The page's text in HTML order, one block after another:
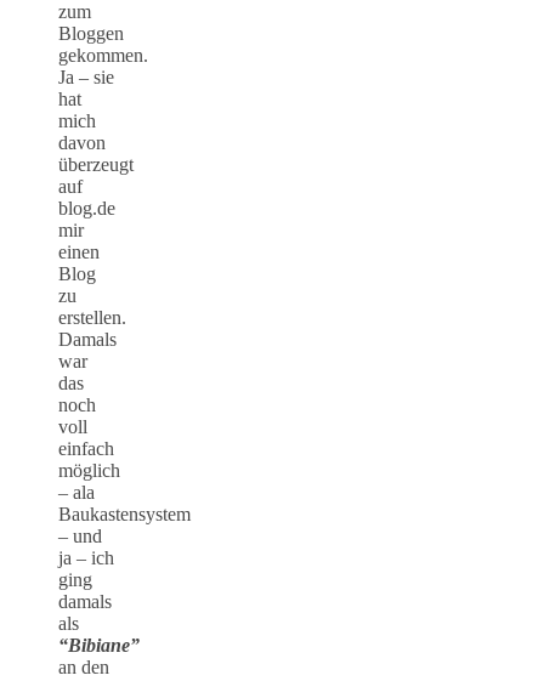
zum
Bloggen
gekommen.
Ja – sie
hat
mich
davon
überzeugt
auf
blog.de
mir
einen
Blog
zu
erstellen.
Damals
war
das
noch
voll
einfach
möglich
– ala
Baukastensystem
– und
ja – ich
ging
damals
als
“Bibiane”
an den